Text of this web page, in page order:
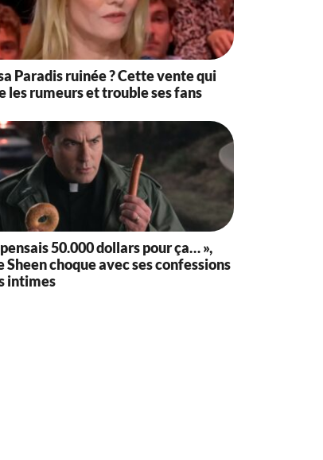
Paradis ruinée ? Cette vente qui
les rumeurs et trouble ses fans
50.000 dollars pour ça… »,
Sheen choque avec ses confessions
intimes